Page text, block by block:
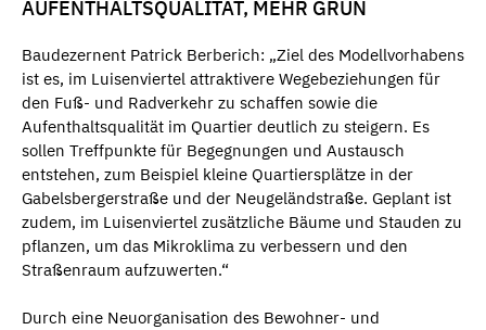
AUFENTHALTSQUALITÄT, MEHR GRÜN
Baudezernent Patrick Berberich: „Ziel des Modellvorhabens
ist es, im Luisenviertel attraktivere Wegebeziehungen für
den Fuß- und Radverkehr zu schaffen sowie die
Aufenthaltsqualität im Quartier deutlich zu steigern. Es
sollen Treffpunkte für Begegnungen und Austausch
entstehen, zum Beispiel kleine Quartiersplätze in der
Gabelsbergerstraße und der Neugeländstraße. Geplant ist
zudem, im Luisenviertel zusätzliche Bäume und Stauden zu
pflanzen, um das Mikroklima zu verbessern und den
Straßenraum aufzuwerten.“
Durch eine Neuorganisation des Bewohner- und